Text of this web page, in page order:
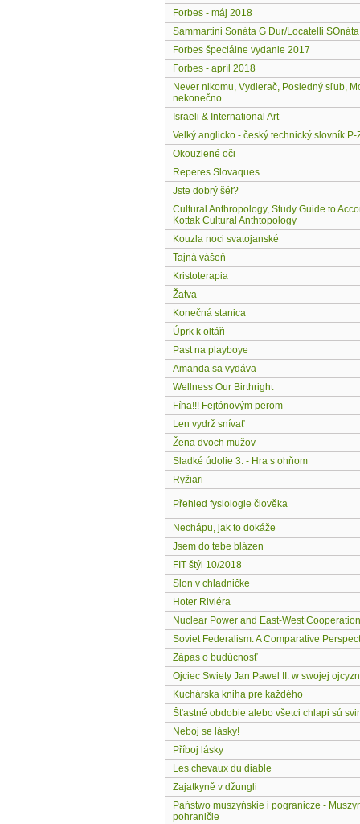
Forbes - máj 2018
Sammartini Sonáta G Dur/Locatelli
Forbes špeciálne vydanie 2017
Forbes - apríl 2018
Never nikomu, Vydierač, Posledný sľub,
nekonečno
Israeli & International Art
Velký anglicko - český technický slovník P-
Okouzlené oči
Reperes Slovaques
Jste dobrý šéf?
Cultural Anthropology, Study Guide to
Kottak Cultural Anthtopology
Kouzla noci svatojanské
Tajná vášeň
Kristoterapia
Žatva
Konečná stanica
Úprk k oltáři
Past na playboye
Amanda sa vydáva
Wellness Our Birthright
Fíha!!! Fejtónovým perom
Len vydrž snívať
Žena dvoch mužov
Sladké údolie 3. - Hra s ohňom
Ryžiari
Přehled fysiologie člověka
Nechápu, jak to dokáže
Jsem do tebe blázen
FIT štýl 10/2018
Slon v chladničke
Hoter Riviéra
Nuclear Power and East-West Cooperation
Soviet Federalism: A Comparative
Zápas o budúcnosť
Ojciec Swiety Jan Pawel II. w swojej
Kuchárska kniha pre každého
Šťastné obdobie alebo všetci chlapi sú
Neboj se lásky!
Příboj lásky
Les chevaux du diable
Zajatkyně v džungli
Państwo muszyńskie i pogranicze -
pohraničie